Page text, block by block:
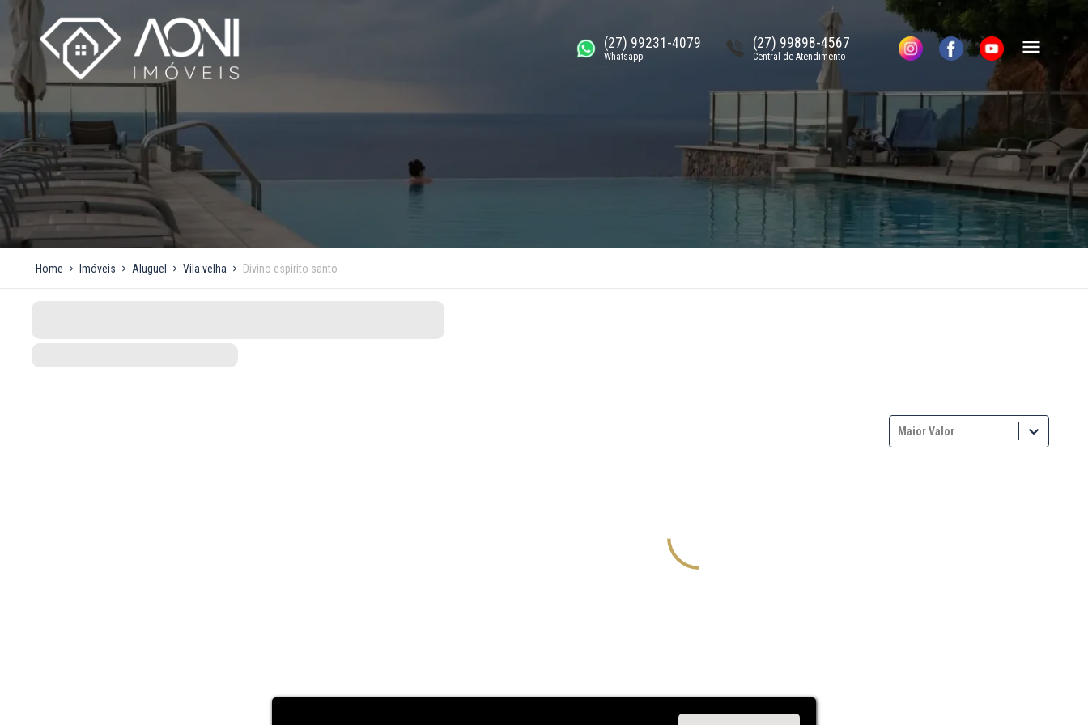
(27) 99231-4079
Whatsapp
(27) 99898-4567
Central de Atendimento
Home Imóveis Aluguel Vila velha Divino espirito santo
Maior Valor